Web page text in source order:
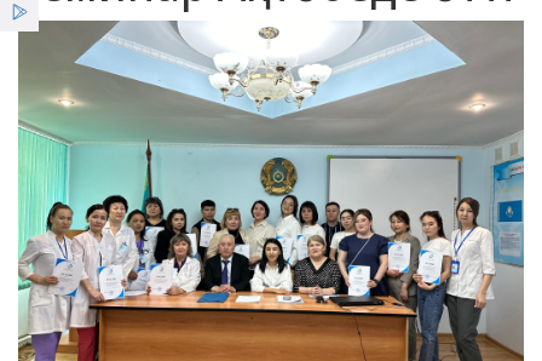
Қызметтер
Жеңілдіктер
Жаңалықтар